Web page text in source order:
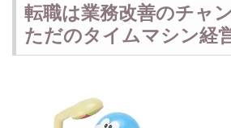
転職は業務改善のチャ
ただのタイムマシン経